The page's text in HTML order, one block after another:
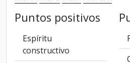
Puntos positivos
Espíritu
constructivo